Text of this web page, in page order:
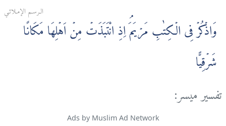
الـرسـم الإمـلائـي
وَاذۡكُرۡ فِى الۡـكِتٰبِ مَرۡيَمَ‌ۘ اِذِ انْتَبَذَتۡ مِنۡ اَهۡلِهَا مَكَانًا
شَرۡقِيًّا
تفسير ميسر:
Ads by Muslim Ad Network